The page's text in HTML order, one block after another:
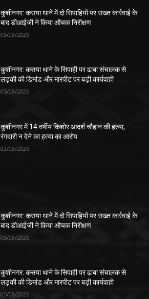
कुशीनगर: कसया थाने में दो सिपाहियों पर सख्त कार्रवाई के
बाद डीआईजी ने किया औचक निरीक्षण
05/08/2026
कुशीनगर: कसया थाने के सिपाही पर ढाबा संचालक से
लड़की की डिमांड और मारपीट पर बड़ी कार्यवाही
05/08/2026
कुशीनगर में 14 वर्षीय किशोर आदर्श चौहान की हत्या,
रंगदारी न देने का हत्या का आरोप
02/08/2026
कुशीनगर: कसया थाने में दो सिपाहियों पर सख्त कार्रवाई के
बाद डीआईजी ने किया औचक निरीक्षण
05/08/2026
कुशीनगर: कसया थाने के सिपाही पर ढाबा संचालक से
लड़की की डिमांड और मारपीट पर बड़ी कार्यवाही
05/08/2026